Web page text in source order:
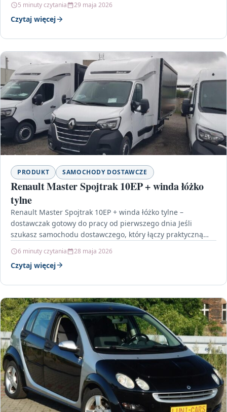
5 minuty czytania 29 maja 2026
Czytaj więcej
PRODUKT SAMOCHODY DOSTAWCZE
Renault Master Spojtrak 10EP + winda łóżko
tylne
Renault Master Spojtrak 10EP + winda łóżko tylne –
dostawczak gotowy do pracy od pierwszego dnia Jeśli
szukasz samochodu dostawczego, który łączy praktyczną
6 minuty czytania 28 maja 2026
Czytaj więcej